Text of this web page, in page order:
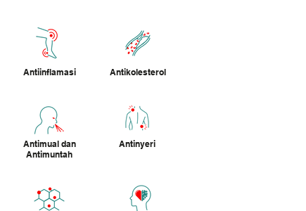
Antiinflamasi
Antimual dan
Antimuntah
Antikolesterol
Antinyeri